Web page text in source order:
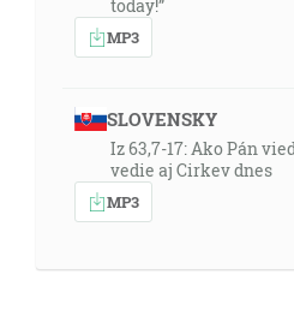
today!”
MP3
SLOVENSKY
Iz 63,7-17: Ako Pán
vedie aj Cirkev dnes
MP3